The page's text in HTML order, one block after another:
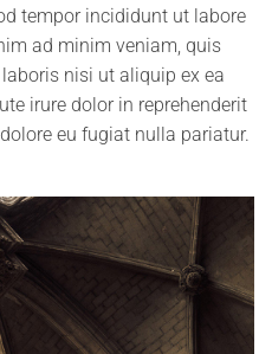
tempor incididunt ut labore
ad minim veniam, quis
nisi ut aliquip ex ea
irure dolor in reprehenderit
eu fugiat nulla pariatur.